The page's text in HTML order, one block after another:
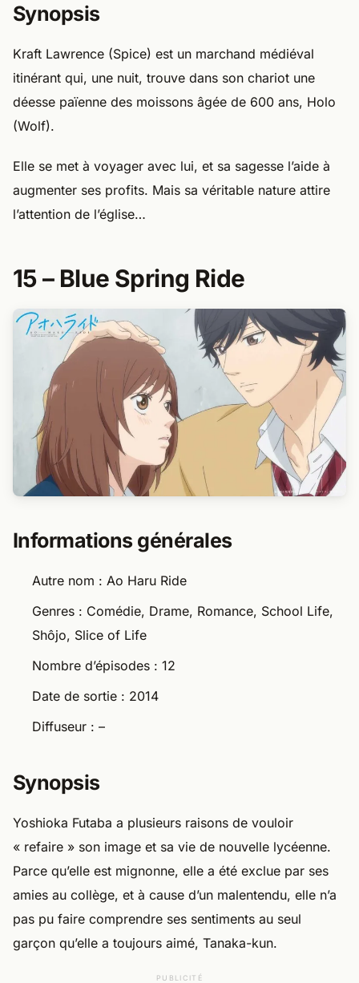
Synopsis
Kraft Lawrence (Spice) est un marchand médiéval
itinérant qui, une nuit, trouve dans son chariot une
déesse païenne des moissons âgée de 600 ans, Holo
(Wolf).
Elle se met à voyager avec lui, et sa sagesse l’aide à
augmenter ses profits. Mais sa véritable nature attire
l’attention de l’église…
15 – Blue Spring Ride​
Informations générales
Autre nom : Ao Haru Ride
Genres : Comédie, Drame, Romance, School Life,
Shôjo, Slice of Life
Nombre d’épisodes : 12
Date de sortie : 2014
Diffuseur : –
Synopsis
Yoshioka Futaba a plusieurs raisons de vouloir
« refaire » son image et sa vie de nouvelle lycéenne.
Parce qu’elle est mignonne, elle a été exclue par ses
amies au collège, et à cause d’un malentendu, elle n’a
pas pu faire comprendre ses sentiments au seul
garçon qu’elle a toujours aimé, Tanaka-kun.
PUBLICITÉ